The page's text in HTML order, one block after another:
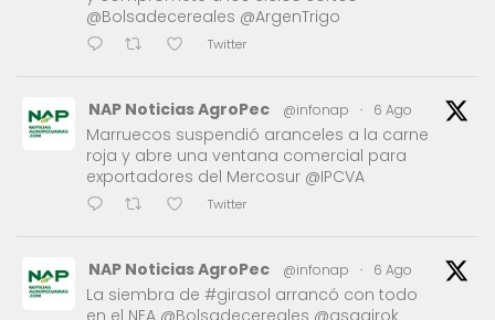
@Bolsadecereales @ArgenTrigo
Twitter
NAP Noticias AgroPec @infonap · 6 Ago
Marruecos suspendió aranceles a la carne
roja y abre una ventana comercial para
exportadores del Mercosur @IPCVA
Twitter
NAP Noticias AgroPec @infonap · 6 Ago
La siembra de #girasol arrancó con todo